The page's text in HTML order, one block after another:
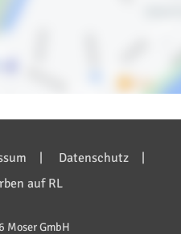
Datenschutz
auf RL
GmbH